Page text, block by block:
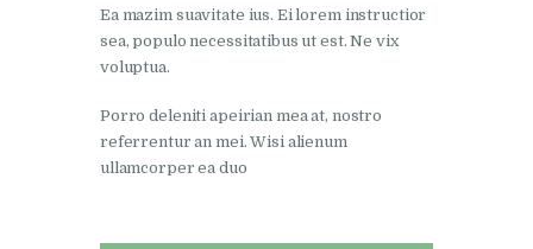
Ea mazim suavitate ius. Ei lorem instructior
sea, populo necessitatibus ut est. Ne vix
voluptua.
Porro deleniti apeirian mea at, nostro
referrentur an mei. Wisi alienum
ullamcorper ea duo